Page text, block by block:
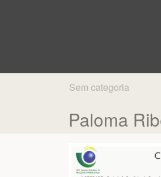
Sem categoria
Paloma